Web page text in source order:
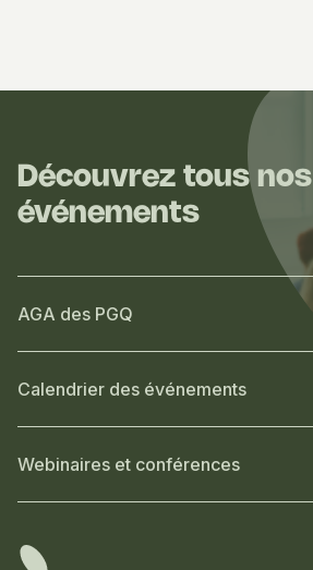
Découvrez tous nos
événements
AGA des PGQ
Calendrier des événements
Webinaires et conférences